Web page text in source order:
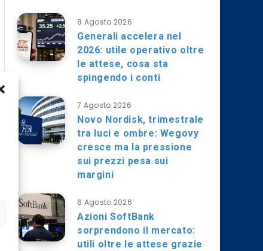
8 Agosto 2026
Generali accelera nel
2026: utile operativo oltre
le attese, cosa sta
spingendo i conti
7 Agosto 2026
Novo Nordisk, trimestrale
tra luci e ombre: Wegovy
cresce ma la pressione
sui prezzi pesa sui
margini
6 Agosto 2026
Azioni SoftBank
sorprendono il mercato:
utili oltre le attese grazie